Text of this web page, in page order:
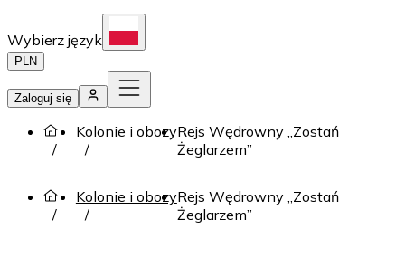
Wybierz język
PLN
Zaloguj się
Kolonie i obozyRejs Wędrowny „Zostań
Żeglarzem”
Kolonie i obozyRejs Wędrowny „Zostań
Żeglarzem”